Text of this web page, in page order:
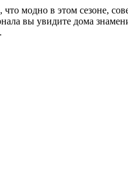
модно в этом сезоне,
вы увидите дома